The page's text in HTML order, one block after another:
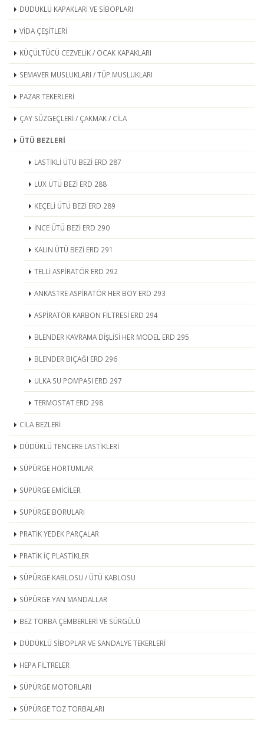
DÜDÜKLÜ KAPAKLARI VE SİBOPLARI
VİDA ÇEŞİTLERİ
KÜÇÜLTÜCÜ CEZVELİK / OCAK KAPAKLARI
SEMAVER MUSLUKLARI / TÜP MUSLUKLARI
PAZAR TEKERLERİ
ÇAY SÜZGEÇLERİ / ÇAKMAK / CİLA
ÜTÜ BEZLERİ
LASTİKLİ ÜTÜ BEZİ ERD 287
LÜX ÜTÜ BEZİ ERD 288
KEÇELİ ÜTÜ BEZİ ERD 289
İNCE ÜTÜ BEZİ ERD 290
KALIN ÜTÜ BEZİ ERD 291
TELLİ ASPİRATÖR ERD 292
ANKASTRE ASPİRATÖR HER BOY ERD 293
ASPİRATÖR KARBON FİLTRESİ ERD 294
BLENDER KAVRAMA DİŞLİSİ HER MODEL ERD 295
BLENDER BIÇAĞI ERD 296
ULKA SU POMPASI ERD 297
TERMOSTAT ERD 298
CİLA BEZLERİ
DÜDÜKLÜ TENCERE LASTİKLERİ
SÜPÜRGE HORTUMLAR
SÜPÜRGE EMİCİLER
SÜPÜRGE BORULARI
PRATİK YEDEK PARÇALAR
PRATİK İÇ PLASTİKLER
SÜPÜRGE KABLOSU / ÜTÜ KABLOSU
SÜPÜRGE YAN MANDALLAR
BEZ TORBA ÇEMBERLERİ VE SÜRGÜLÜ
DÜDÜKLÜ SİBOPLAR VE SANDALYE TEKERLERİ
HEPA FİLTRELER
SÜPÜRGE MOTORLARI
SÜPÜRGE TOZ TORBALARI